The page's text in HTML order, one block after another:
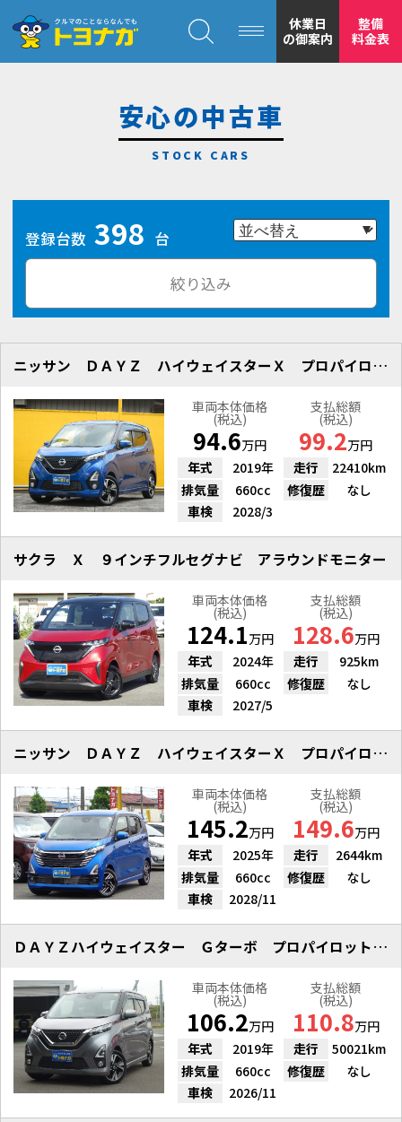
安心の
休業日
の御案内
整備
料金表
安心の中古車
登録台数 398 台
絞り込み
ニッサン ＤＡＹＺ ハイウェイスターＸ プロパイロットＥＤ ９インチナビ
車両本体価格
(税込)
94.6万円
支払総額
(税込)
99.2万円
年式
2019年 走行
22410km
排気量
660cc 修復歴
なし
車検
2028/3
サクラ Ｘ ９インチフルセグナビ アラウンドモニター
車両本体価格
(税込)
124.1万円
支払総額
(税込)
128.6万円
年式
2024年 走行
925km
排気量
660cc 修復歴
なし
車検
2027/5
ニッサン ＤＡＹＺ ハイウェイスターＸ プロパイロットＥＤ ９インチナビ
車両本体価格
(税込)
145.2万円
支払総額
(税込)
149.6万円
年式
2025年 走行
2644km
排気量
660cc 修復歴
なし
車検
2028/11
ＤＡＹＺハイウェイスター Ｇターボ プロパイロットエディション
車両本体価格
(税込)
106.2万円
支払総額
(税込)
110.8万円
年式
2019年 走行
50021km
排気量
660cc 修復歴
なし
車検
2026/11